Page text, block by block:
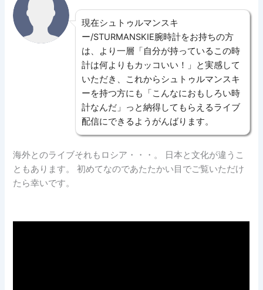
現在シュトゥルマンスキ
ー/STURMANSKIE腕時計をお持ちの方
は、より一層「自分が持っているこの時
計は何よりもカッコいい！」と実感して
いただき、これからシュトゥルマンスキ
ーを持つ方にも「こんなにおもしろい時
計なんだ」っと納得してもらえるライブ
配信にできるようがんばります。
海外とのライブそれもロシア・・・。 日本と文化が違うこ
ともあります。 初めてなのであたたかい目でご覧いただけ
たら幸いです。